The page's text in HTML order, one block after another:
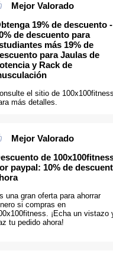
Mejor Valorado
19% de descuento -
de descuento para
más 19% de
para Jaulas de
y Rack de
el sitio de 100x100fitness
más detalles.
Mejor Valorado
de
paypal: 10% de
una gran oferta para ahorrar
si compras en
¡Echa un vistazo
tu pedido ahora!